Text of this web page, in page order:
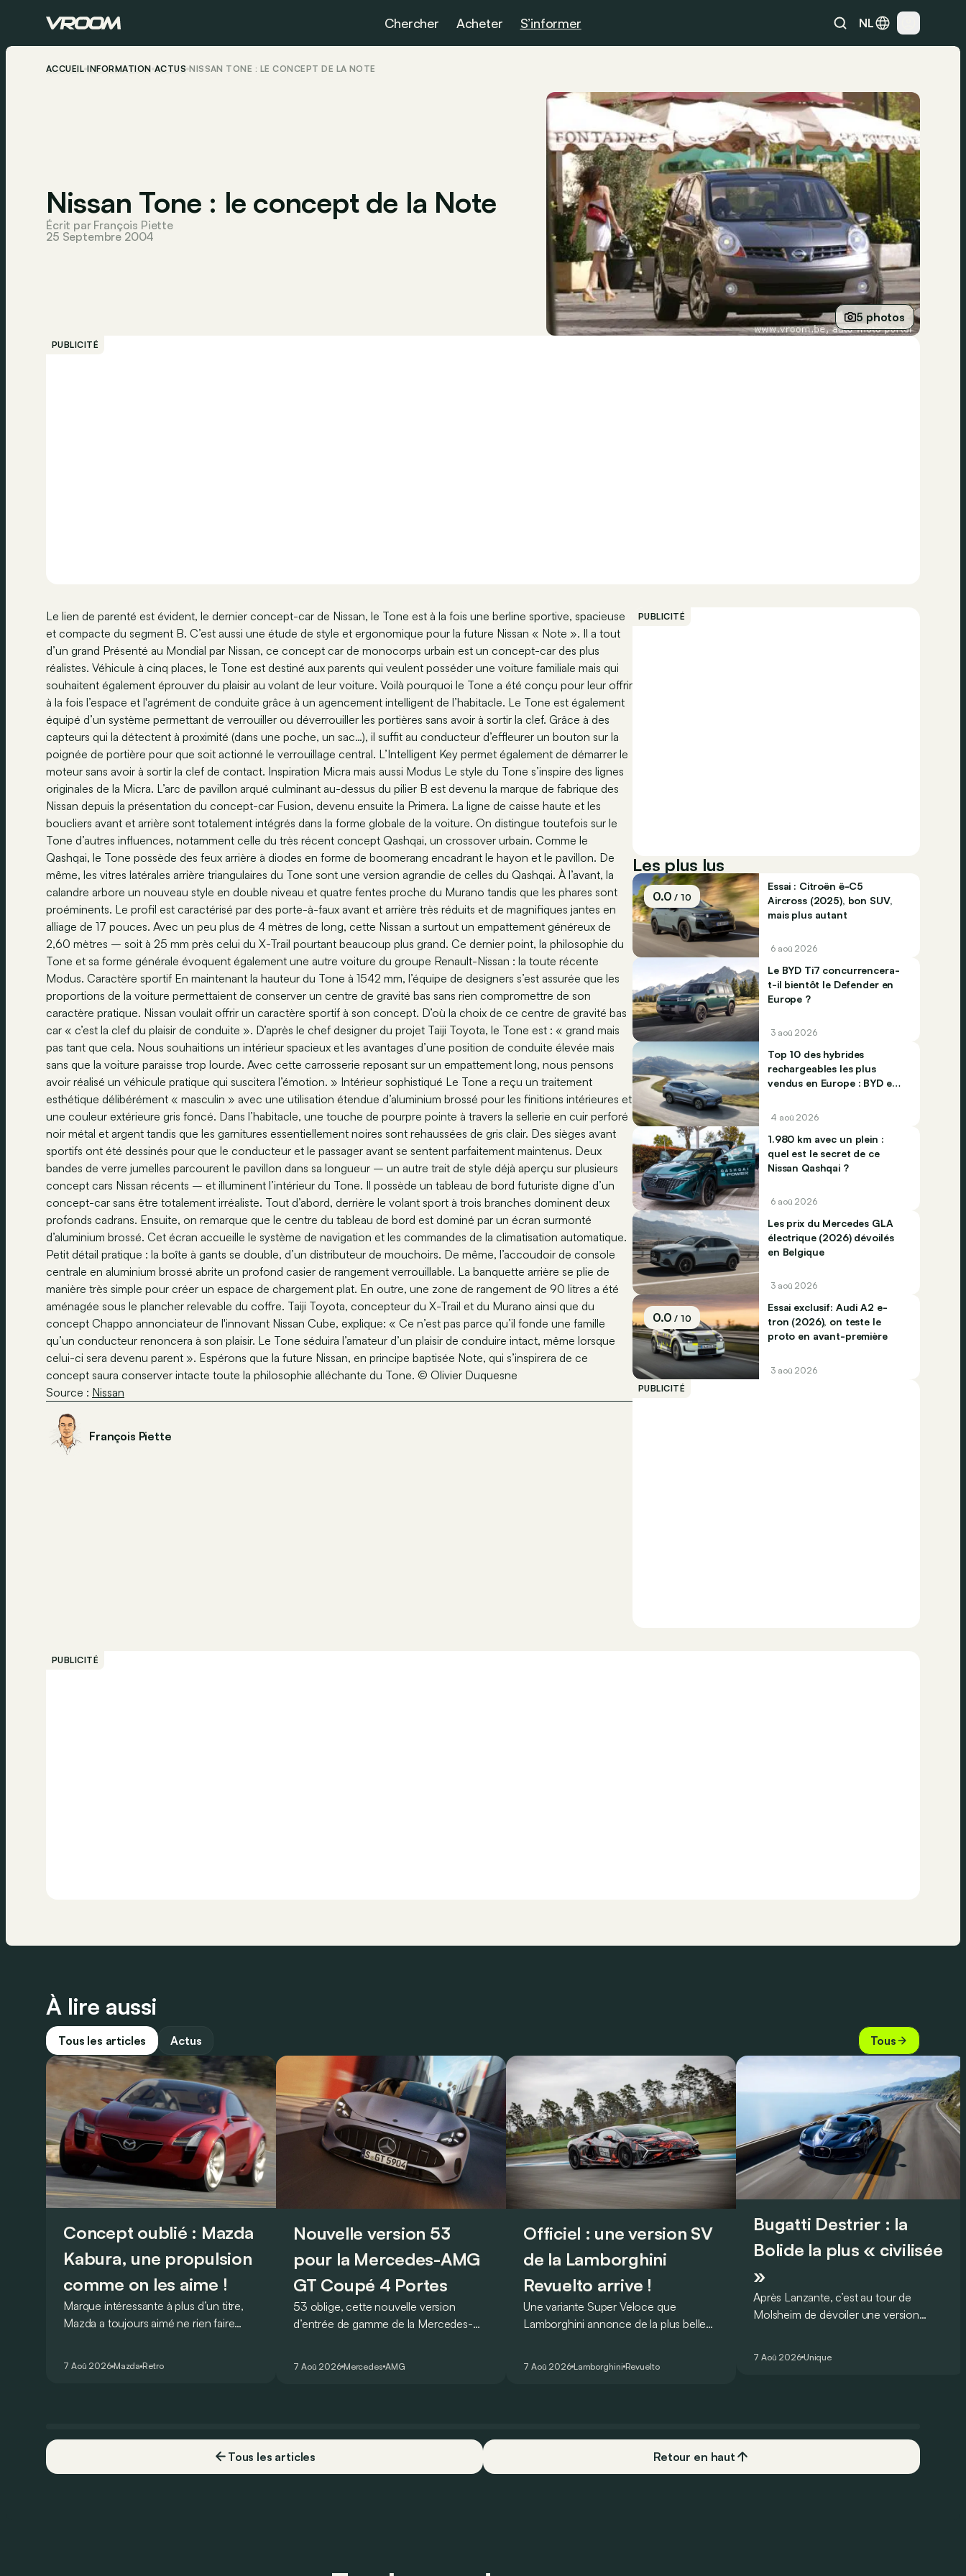
Chercher Acheter S’informer NL
ACCUEIL INFORMATION ACTUS NISSAN TONE : LE CONCEPT DE LA NOTE
Nissan Tone : le concept de la Note
Écrit par François Piette
25 Septembre 2004
5 photos
PUBLICITÉ
Le lien de parenté est évident, le dernier concept-car de Nissan, le Tone est à la fois une berline sportive, spacieuse
et compacte du segment B. C’est aussi une étude de style et ergonomique pour la future Nissan « Note ». Il a tout
d’un grand Présenté au Mondial par Nissan, ce concept car de monocorps urbain est un concept-car des plus
réalistes. Véhicule à cinq places, le Tone est destiné aux parents qui veulent posséder une voiture familiale mais qui
souhaitent également éprouver du plaisir au volant de leur voiture. Voilà pourquoi le Tone a été conçu pour leur offrir
à la fois l’espace et l'agrément de conduite grâce à un agencement intelligent de l’habitacle. Le Tone est également
équipé d’un système permettant de verrouiller ou déverrouiller les portières sans avoir à sortir la clef. Grâce à des
capteurs qui la détectent à proximité (dans une poche, un sac…), il suffit au conducteur d’effleurer un bouton sur la
poignée de portière pour que soit actionné le verrouillage central. L’Intelligent Key permet également de démarrer le
moteur sans avoir à sortir la clef de contact. Inspiration Micra mais aussi Modus Le style du Tone s’inspire des lignes
originales de la Micra. L’arc de pavillon arqué culminant au-dessus du pilier B est devenu la marque de fabrique des
Nissan depuis la présentation du concept-car Fusion, devenu ensuite la Primera. La ligne de caisse haute et les
boucliers avant et arrière sont totalement intégrés dans la forme globale de la voiture. On distingue toutefois sur le
Tone d’autres influences, notamment celle du très récent concept Qashqai, un crossover urbain. Comme le
Qashqai, le Tone possède des feux arrière à diodes en forme de boomerang encadrant le hayon et le pavillon. De
même, les vitres latérales arrière triangulaires du Tone sont une version agrandie de celles du Qashqai. À l’avant, la
calandre arbore un nouveau style en double niveau et quatre fentes proche du Murano tandis que les phares sont
proéminents. Le profil est caractérisé par des porte-à-faux avant et arrière très réduits et de magnifiques jantes en
alliage de 17 pouces. Avec un peu plus de 4 mètres de long, cette Nissan a surtout un empattement généreux de
2,60 mètres – soit à 25 mm près celui du X-Trail pourtant beaucoup plus grand. Ce dernier point, la philosophie du
Tone et sa forme générale évoquent également une autre voiture du groupe Renault-Nissan : la toute récente
Modus. Caractère sportif En maintenant la hauteur du Tone à 1542 mm, l’équipe de designers s’est assurée que les
proportions de la voiture permettaient de conserver un centre de gravité bas sans rien compromettre de son
caractère pratique. Nissan voulait offrir un caractère sportif à son concept. D’où la choix de ce centre de gravité bas
car « c’est la clef du plaisir de conduite ». D’après le chef designer du projet Taiji Toyota, le Tone est : « grand mais
pas tant que cela. Nous souhaitions un intérieur spacieux et les avantages d’une position de conduite élevée mais
sans que la voiture paraisse trop lourde. Avec cette carrosserie reposant sur un empattement long, nous pensons
avoir réalisé un véhicule pratique qui suscitera l’émotion. » Intérieur sophistiqué Le Tone a reçu un traitement
esthétique délibérément « masculin » avec une utilisation étendue d’aluminium brossé pour les finitions intérieures et
une couleur extérieure gris foncé. Dans l’habitacle, une touche de pourpre pointe à travers la sellerie en cuir perforé
noir métal et argent tandis que les garnitures essentiellement noires sont rehaussées de gris clair. Des sièges avant
sportifs ont été dessinés pour que le conducteur et le passager avant se sentent parfaitement maintenus. Deux
bandes de verre jumelles parcourent le pavillon dans sa longueur – un autre trait de style déjà aperçu sur plusieurs
concept cars Nissan récents – et illuminent l’intérieur du Tone. Il possède un tableau de bord futuriste digne d’un
concept-car sans être totalement irréaliste. Tout d’abord, derrière le volant sport à trois branches dominent deux
profonds cadrans. Ensuite, on remarque que le centre du tableau de bord est dominé par un écran surmonté
d’aluminium brossé. Cet écran accueille le système de navigation et les commandes de la climatisation automatique.
Petit détail pratique : la boîte à gants se double, d’un distributeur de mouchoirs. De même, l’accoudoir de console
centrale en aluminium brossé abrite un profond casier de rangement verrouillable. La banquette arrière se plie de
manière très simple pour créer un espace de chargement plat. En outre, une zone de rangement de 90 litres a été
aménagée sous le plancher relevable du coffre. Taiji Toyota, concepteur du X-Trail et du Murano ainsi que du
concept Chappo annonciateur de l'innovant Nissan Cube, explique: « Ce n’est pas parce qu’il fonde une famille
qu’un conducteur renoncera à son plaisir. Le Tone séduira l’amateur d’un plaisir de conduire intact, même lorsque
celui-ci sera devenu parent ». Espérons que la future Nissan, en principe baptisée Note, qui s’inspirera de ce
concept saura conserver intacte toute la philosophie alléchante du Tone. © Olivier Duquesne
Source : Nissan
François Piette
PUBLICITÉ
Les plus lus
0.0/ 10
Essai : Citroën ë-C5
Aircross (2025), bon SUV,
mais plus autant
6 aoû 2026
Le BYD Ti7 concurrencera-
t-il bientôt le Defender en
Europe ?
3 aoû 2026
Top 10 des hybrides
rechargeables les plus
vendus en Europe : BYD et
4 aoû 2026
1.980 km avec un plein :
quel est le secret de ce
Nissan Qashqai ?
6 aoû 2026
Les prix du Mercedes GLA
électrique (2026) dévoilés
en Belgique
3 aoû 2026
0.0/ 10
Essai exclusif: Audi A2 e-
tron (2026), on teste le
proto en avant-première
3 aoû 2026
PUBLICITÉ
PUBLICITÉ
À lire aussi
Tous les articles Actus Tous
Concept oublié : Mazda
Kabura, une propulsion
comme on les aime !
Marque intéressante à plus d’un titre,
Mazda a toujours aimé ne rien faire
7 Aoû 2026 Mazda Retro
Nouvelle version 53
pour la Mercedes-AMG
GT Coupé 4 Portes
53 oblige, cette nouvelle version
d’entrée de gamme de la Mercedes-
7 Aoû 2026 Mercedes AMG
Officiel : une version SV
de la Lamborghini
Revuelto arrive !
Une variante Super Veloce que
Lamborghini annonce de la plus belle
voiture de série !
7 Aoû 2026 Lamborghini Revuelto
Bugatti Destrier : la
Bolide la plus « civilisée
»
Après Lanzante, c’est au tour de
Molsheim de dévoiler une version
7 Aoû 2026 Unique
Tous les articles Retour en haut